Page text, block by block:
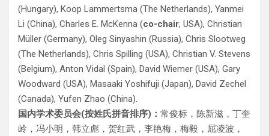
(Hungary), Koop Lammertsma (The Netherlands), Yanmei
Li (China), Charles E. McKenna (co-chair, USA), Christian
Müller (Germany), Oleg Sinyashin (Russia), Chris Slootweg
(The Netherlands), Chris Spilling (USA), Christian V. Stevens
(Belgium), Anton Vidal (Spain), David Wiemer (USA), Gary
Woodward (USA), Masaaki Yoshifuji (Japan), David Zechel
(Canada), Yufen Zhao (China).
国内学术委员会(按姓氏拼音排序)： 常俊标，陈新滋，丁奎
岭，冯小明，韩立彪，贺红武，李艳梅，梅毅，屈凌波，